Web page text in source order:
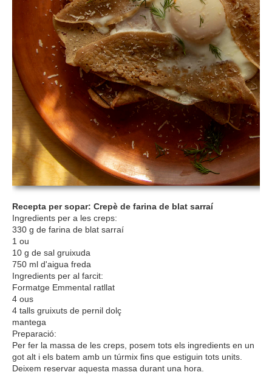
Recepta per sopar: Crepè de farina de blat sarraí
Ingredients per a les creps:
330 g de farina de blat sarraí
1 ou
10 g de sal gruixuda
750 ml d'aigua freda
Ingredients per al farcit:
Formatge Emmental ratllat
4 ous
4 talls gruixuts de pernil dolç
mantega
Preparació:
Per fer la massa de les creps, posem tots els ingredients en un
got alt i els batem amb un túrmix fins que estiguin tots units.
Deixem reservar aquesta massa durant una hora.